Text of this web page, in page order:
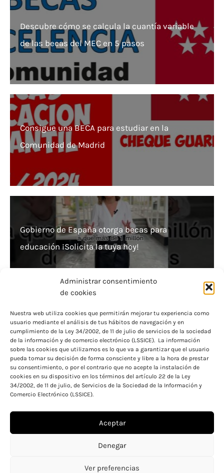
Administrar consentimiento
de cookies
Nuestra web utiliza cookies que permitirán mejorar tu experiencia como
usuario mediante el análisis de tus hábitos de navegación y en
cumplimiento de la Ley 34/2002, de 11 de julio de servicios de la sociedad
de la información y de comercio electrónico (LSSICE). La información
sobre las cookies que utilizamos es lo que va a garantizar que el usuario
pueda tomar su decisión de forma consciente y libre a la hora de prestar
su consentimiento, o por el contrario que no acepte la instalación de
cookies en su dispositivo en los términos del artículo 22 de la Ley
34/2002, de 11 de julio, de Servicios de la Sociedad de la Información y
Comercio Electrónico (LSSICE).
Aceptar
Denegar
Ver preferencias
Descubre cómo se calcula la cuantía variable
de las becas del MEC en 5 pasos
Consigue una BECA para estudiar en la
Comunidad de Madrid
Gobierno de España otorga becas para
educación ¡Solicita la tuya hoy!
¡Consigue tu beca general ahora y financia tus
estudios!
Política de cookies
Copyright © 2026 Becas y ayudas para educación